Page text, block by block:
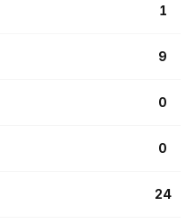
1
9
0
0
24